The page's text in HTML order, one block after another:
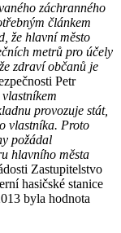
záchranného
článkem
že hlavní město
metrů pro účely
zdraví občanů je
Petr
provozuje stát,
vlastníka. Proto
požádal
hlavního města
Zastupitelstvo
hasičské stanice
byla hodnota